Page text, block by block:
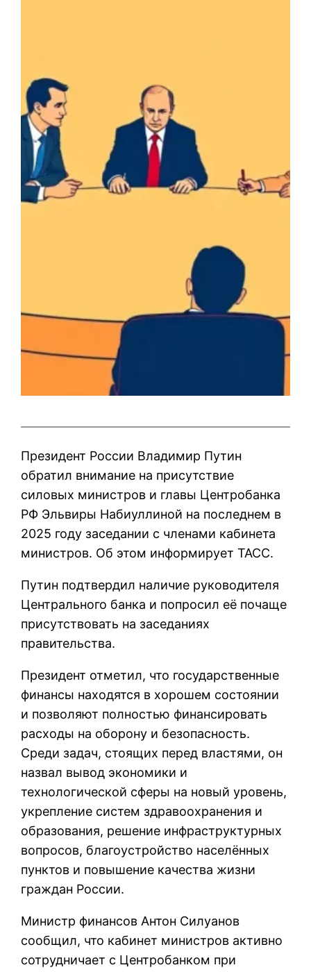
Президент России Владимир Путин
обратил внимание на присутствие
силовых министров и главы Центробанка
РФ Эльвиры Набиуллиной на последнем в
2025 году заседании с членами кабинета
министров. Об этом информирует ТАСС.
Путин подтвердил наличие руководителя
Центрального банка и попросил её почаще
присутствовать на заседаниях
правительства.
Президент отметил, что государственные
финансы находятся в хорошем состоянии
и позволяют полностью финансировать
расходы на оборону и безопасность.
Среди задач, стоящих перед властями, он
назвал вывод экономики и
технологической сферы на новый уровень,
укрепление систем здравоохранения и
образования, решение инфраструктурных
вопросов, благоустройство населённых
пунктов и повышение качества жизни
граждан России.
Министр финансов Антон Силуанов
сообщил, что кабинет министров активно
сотрудничает с Центробанком при